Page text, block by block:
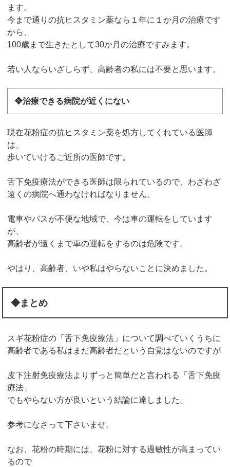
ます。
今まで通りの抗ヒスタミン薬なら１年に１か月の治療です
から、
100歳まで生きたとして30か月の治療ですみます。
若い人ならいざしらず、高齢者の私には不要と思います。
❖治療できる病院が近くにない
現在花粉症の抗ヒスタミン薬を処方してくれている医師
は、
歩いていけるご近所の医師です。
舌下免疫療法ができる医師は限られているので、わざわざ
遠くの病院へ通わなければなりません。
電車やバスが不便な地域で、今は車の運転をしています
が、
高齢者が遠くまで車の運転をするのは危険です。
やはり、高齢者、いや私はやらないことに決めました。
◆まとめ
スギ花粉症の「舌下免疫療法」について調べていくうちに
高齢者である私はまだ高齢者だという自覚はないのですが
皮下注射免疫療法よりずっと簡単だと言われる「舌下免疫
療法」
でもやらない方が良いという結論に達しました。
参考になさって下さいませ。
なお、花粉の時期には、花粉に対する過敏性が高まってい
るので